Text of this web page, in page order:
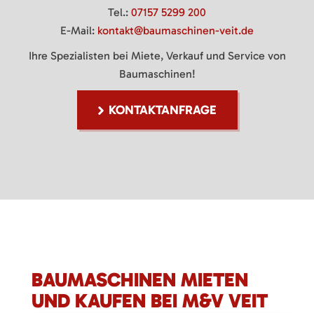
Tel.: 07157 5299 200
E-Mail: kontakt@baumaschinen-veit.de
Ihre Spezialisten bei Miete, Verkauf und Service von
Baumaschinen!
KONTAKTANFRAGE
BAUMASCHINEN MIETEN
UND KAUFEN BEI M&V VEIT